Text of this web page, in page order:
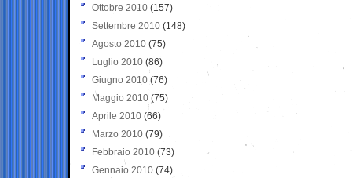
Ottobre 2010 (157)
Settembre 2010 (148)
Agosto 2010 (75)
Luglio 2010 (86)
Giugno 2010 (76)
Maggio 2010 (75)
Aprile 2010 (66)
Marzo 2010 (79)
Febbraio 2010 (73)
Gennaio 2010 (74)